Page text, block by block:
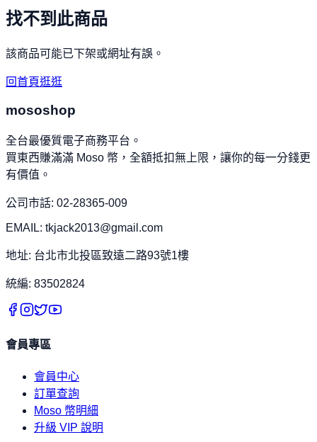
找不到此商品
該商品可能已下架或網址有誤。
回首頁逛逛
mososhop
全台最優質電子商務平台。
買東西賺滿滿 Moso 幣，全額抵扣無上限，讓你的每一分錢更
有價值。
公司市話: 02-28365-009
EMAIL: tkjack2013@gmail.com
地址: 台北市北投區致遠二路93號1樓
統編: 83502824
會員專區
會員中心
訂單查詢
Moso 幣明細
升級 VIP 說明